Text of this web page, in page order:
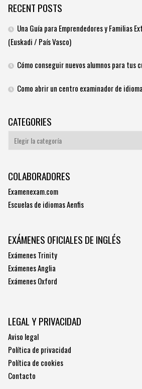
RECENT POSTS
Una Guía para Emprendedores y Familias
(Euskadi / País Vasco)
Cómo conseguir nuevos alumnos para tus
Como abrir un centro examinador de
CATEGORIES
Categories
COLABORADORES
Examenexam.com
Escuelas de idiomas Aenfis
EXÁMENES OFICIALES DE INGLÉS
Exámenes Trinity
Exámenes Anglia
Exámenes Oxford
LEGAL Y PRIVACIDAD
Aviso legal
Política de privacidad
Política de cookies
Contacto